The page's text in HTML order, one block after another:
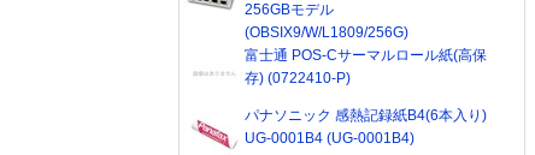
256GBモデル
(OBSIX9/W/L1809/256G)
富士通 POS-Cサーマルロール紙(高保
存) (0722410-P)
パナソニック 感熱記録紙B4(6本入り)
UG-0001B4 (UG-0001B4)